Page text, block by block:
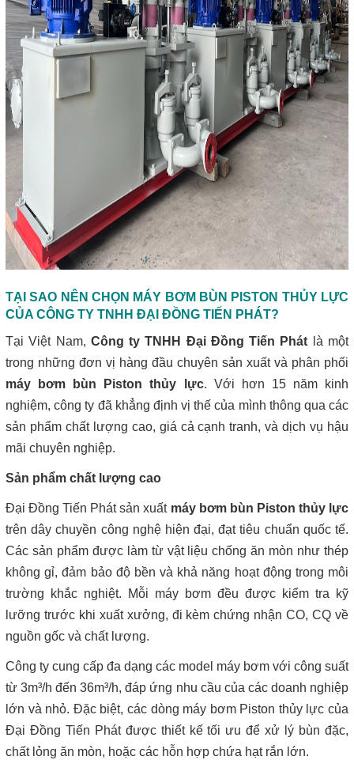
TẠI SAO NÊN CHỌN MÁY BƠM BÙN PISTON THỦY LỰC
CỦA CÔNG TY TNHH ĐẠI ĐỒNG TIẾN PHÁT?
Tại Việt Nam, Công ty TNHH Đại Đồng Tiến Phát là một
trong những đơn vị hàng đầu chuyên sản xuất và phân phối
máy bơm bùn Piston thủy lực. Với hơn 15 năm kinh
nghiệm, công ty đã khẳng định vị thế của mình thông qua các
sản phẩm chất lượng cao, giá cả cạnh tranh, và dịch vụ hậu
mãi chuyên nghiệp.
Sản phẩm chất lượng cao
Đại Đồng Tiến Phát sản xuất máy bơm bùn Piston thủy lực
trên dây chuyền công nghệ hiện đại, đạt tiêu chuẩn quốc tế.
Các sản phẩm được làm từ vật liệu chống ăn mòn như thép
không gỉ, đảm bảo độ bền và khả năng hoạt động trong môi
trường khắc nghiệt. Mỗi máy bơm đều được kiểm tra kỹ
lưỡng trước khi xuất xưởng, đi kèm chứng nhận CO, CQ về
nguồn gốc và chất lượng.
Công ty cung cấp đa dạng các model máy bơm với công suất
từ 3m³/h đến 36m³/h, đáp ứng nhu cầu của các doanh nghiệp
lớn và nhỏ. Đặc biệt, các dòng máy bơm Piston thủy lực của
Đại Đồng Tiến Phát được thiết kế tối ưu để xử lý bùn đặc,
chất lỏng ăn mòn, hoặc các hỗn hợp chứa hạt rắn lớn.